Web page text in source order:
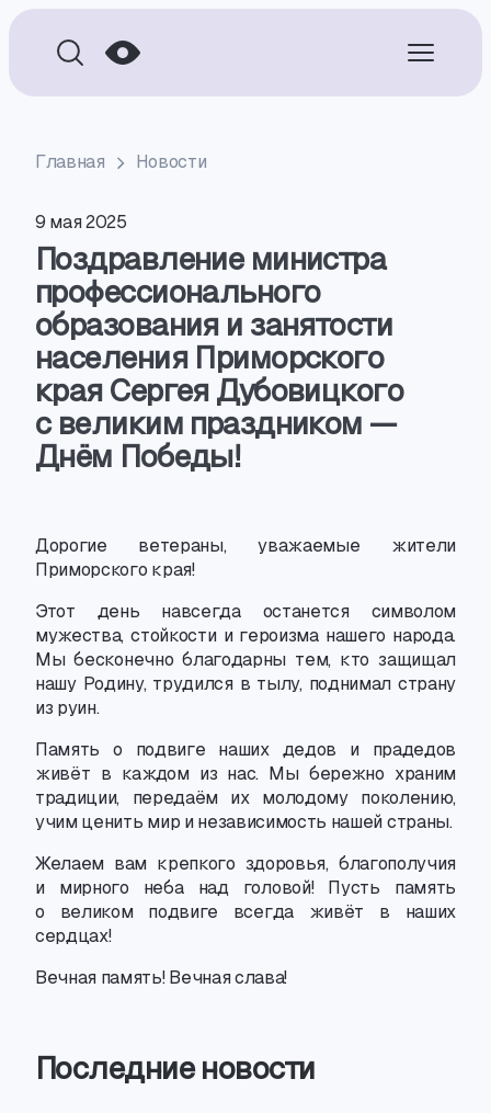
Главная Новости
9 мая 2025
Поздравление министра
профессионального
образования и занятости
населения Приморского
края Сергея Дубовицкого
с великим праздником —
Днём Победы!
Дорогие ветераны,
уважаемые жители
Приморского края!
Этот день навсегда останется символом
мужества, стойкости и героизма нашего народа.
Мы бесконечно благодарны тем, кто защищал
нашу Родину, трудился в тылу, поднимал страну
из руин.
Память о подвиге наших дедов и прадедов
живёт в каждом из нас. Мы бережно храним
традиции,
передаём их молодому поколению,
учим ценить мир и независимость нашей страны.
Желаем вам крепкого здоровья, благополучия
и мирного неба над головой! Пусть память
о великом подвиге всегда живёт в наших
сердцах!
Вечная память! Вечная слава!
Последние новости